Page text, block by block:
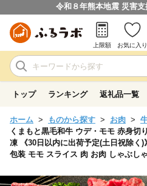
令和８年熊本地震 災害
上限額 お気に入り
トップ ランキング 返礼品一覧
ホーム ものから探す お肉
くまもと黒毛和牛 ウデ・モモ 赤身切
凍 《30日以内に出荷予定(土日祝除く
包装 モモ スライス 肉 お肉 しゃぶし